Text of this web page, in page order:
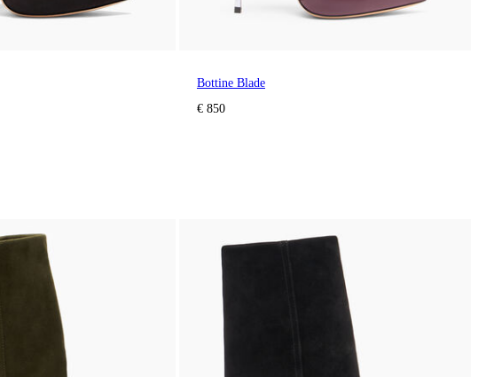
Bottine Blade
€ 850